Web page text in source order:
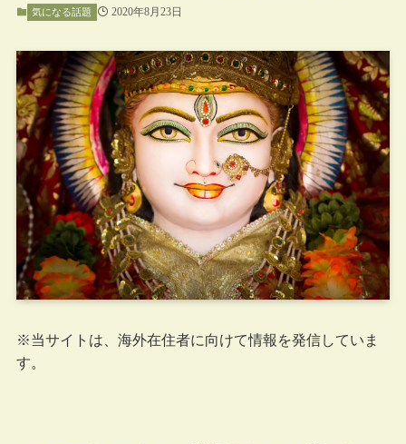
気になる話題 2020年8月23日
※当サイトは、海外在住者に向けて情報を発信していま
す。